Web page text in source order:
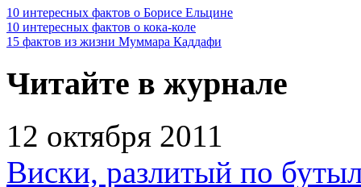
10 интересных фактов о Борисе Ельцине
10 интересных фактов о кока-коле
15 фактов из жизни Муммара Каддафи
Читайте в журнале
12 октября 2011
Виски, разлитый по